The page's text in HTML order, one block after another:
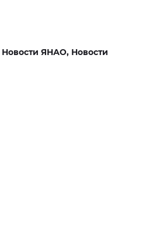
Новости ЯНАО, Новости